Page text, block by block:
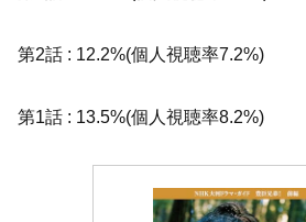
第2話 : 12.2%(個人視聴率7.2%)
第1話 : 13.5%(個人視聴率8.2%)